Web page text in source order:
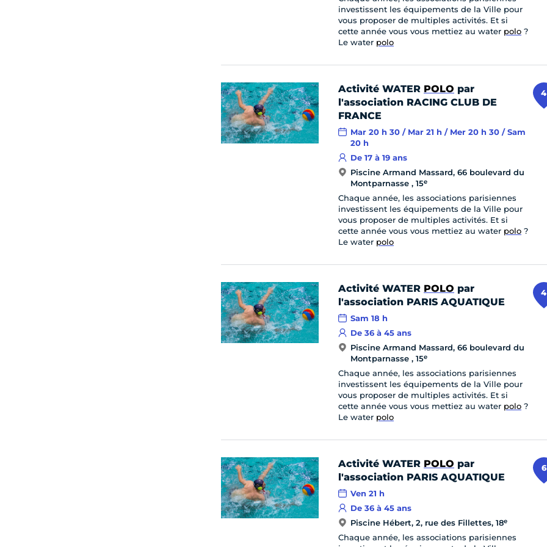
investissent les équipements de la Ville pour
vous proposer de multiples activités. Et si
cette année vous vous mettiez au water polo ?
Le water polo
4
Activité WATER POLO par
l'association RACING CLUB DE
FRANCE
Mar 20 h 30 / Mar 21 h / Mer 20 h 30 / Sam
20 h
De 17 à 19 ans
Piscine Armand Massard, 66 boulevard du
Montparnasse , 15e
Chaque année, les associations parisiennes
investissent les équipements de la Ville pour
vous proposer de multiples activités. Et si
cette année vous vous mettiez au water polo ?
Le water polo
4
Activité WATER POLO par
l'association PARIS AQUATIQUE
Sam 18 h
De 36 à 45 ans
Piscine Armand Massard, 66 boulevard du
Montparnasse , 15e
Chaque année, les associations parisiennes
investissent les équipements de la Ville pour
vous proposer de multiples activités. Et si
cette année vous vous mettiez au water polo ?
Le water polo
6
Activité WATER POLO par
l'association PARIS AQUATIQUE
Ven 21 h
De 36 à 45 ans
Piscine Hébert, 2, rue des Fillettes, 18e
Chaque année, les associations parisiennes